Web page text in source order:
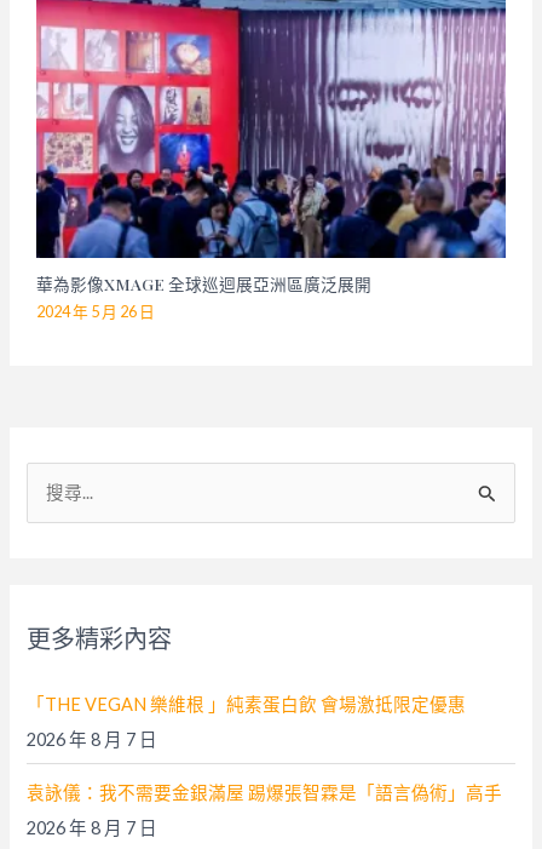
華為影像XMAGE 全球巡迴展亞洲區廣泛展開
2024 年 5 月 26 日
:
更多精彩內容
「THE VEGAN 樂維根 」純素蛋白飲 會場激抵限定優惠
2026 年 8 月 7 日
袁詠儀：我不需要金銀滿屋 踢爆張智霖是「語言偽術」高手
2026 年 8 月 7 日